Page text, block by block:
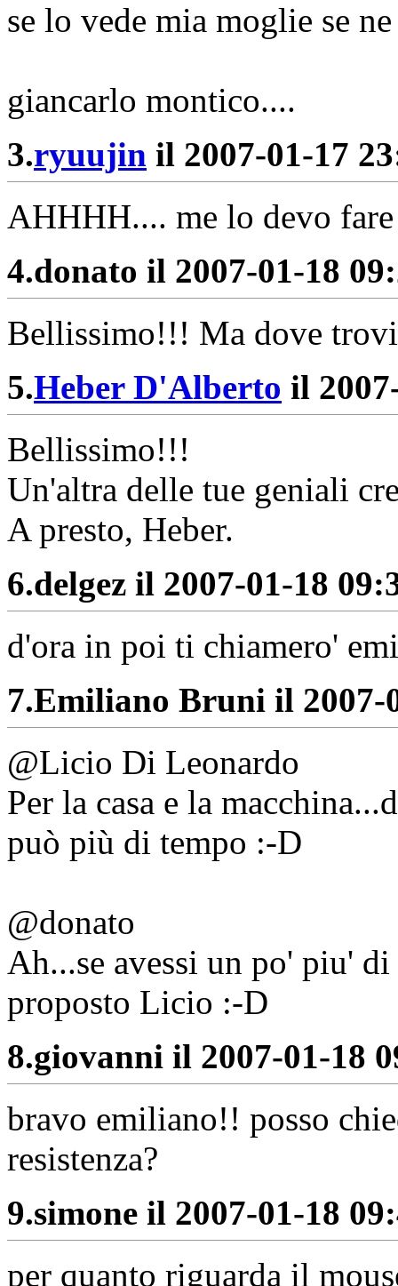
se lo vede mia moglie se
giancarlo montico....
3.ryuujin il 2007-01-17
AHHHH.... me lo devo
4.donato il 2007-01-18
Bellissimo!!! Ma dove trovi
5.Heber D'Alberto il
Bellissimo!!!
Un'altra delle tue geniali
A presto, Heber.
6.delgez il 2007-01-18
d'ora in poi ti chiamero'
7.Emiliano Bruni il 2007-
@Licio Di Leonardo
Per la casa e la
può più di tempo :-D
@donato
Ah...se avessi un po' piu'
proposto Licio :-D
8.giovanni il 2007-01-18
bravo emiliano!! posso
resistenza?
9.simone il 2007-01-18
per quanto riguarda il